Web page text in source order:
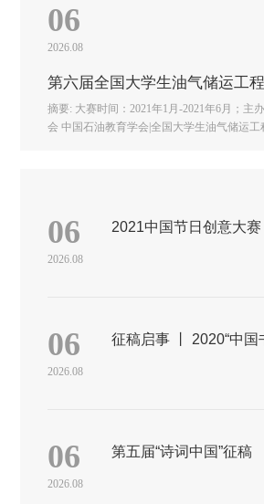
06
2026.08
第六届全国大学生油气储运工
摘要: 大赛时间：2021年1月-2021年6月；主
会 中国石油教育学会|全国大学生油气储运工
办，中国石油大学（华东）承办的面向全国
科专业性大赛。自2016年起，已成功举办五
国大学生油气储运工程设计大赛通知，具体
生均可参赛。六、参赛方式1、参赛团队：参
参赛，每组不超过4人，最多可聘请指导教
须在规定时间内完成设计，并按要求准时上
设计》和《作品申报书》），未按时上交者
作品评审：专家委员会根据作品的科学性、
06
2026.08
2021中国节日创意大赛
06
2026.08
06
2026.08
第五届“诗词中国”征稿